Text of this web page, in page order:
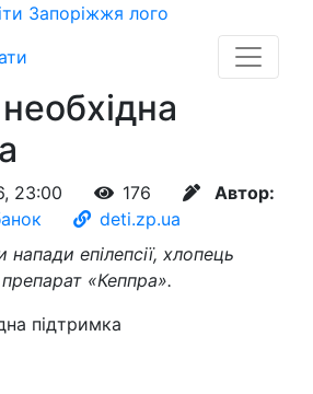
23:00 176
Автор:
deti.zp.ua
епілепсії, хлопець
«Кеппра».